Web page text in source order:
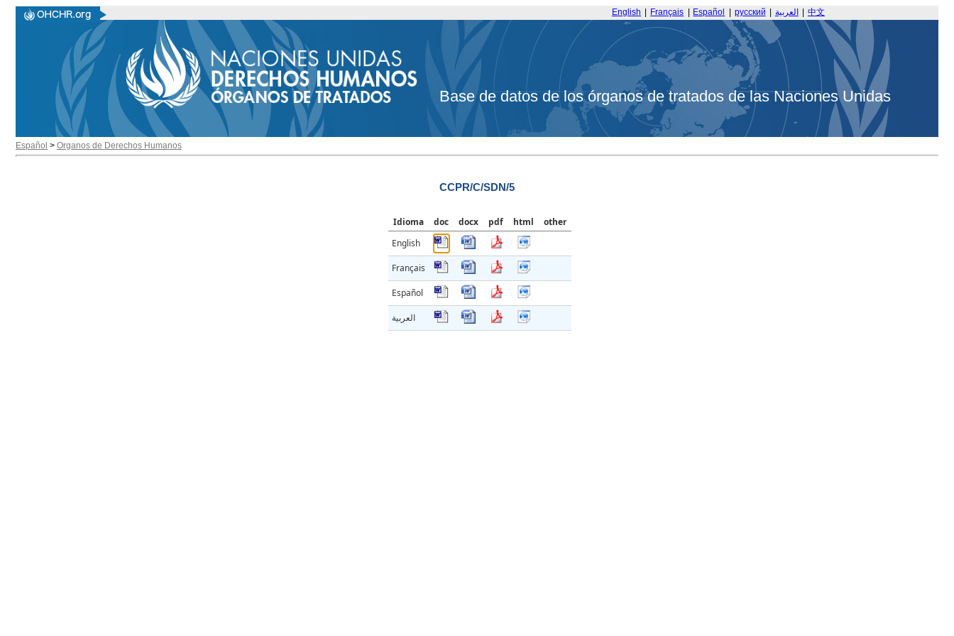
English Français Español русский العربية 中文
Base de datos de los órganos de tratados de las Naciones Unidas
Español > Organos de Derechos Humanos
CCPR/C/SDN/5
Idioma doc docx pdf html
other
English
Français
Español
العربية